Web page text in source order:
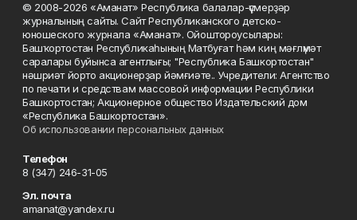
© 2008-2026 «Аманат» Республика балалар-үҫмерҙәр
журналының сайты. Сайт Республиканского детско-
юношеского журнала «Аманат». Ойоштороусылары:
Башҡортостан Республикаһының Матбуғат һәм киң мәғлүмәт
саралары буйынса агентлығы; "Республика Башкортостан"
нәшриәт йорто акционерҙар йәмғиәте.. Учредители: Агентство
по печати и средствам массовой информации Республики
Башкортостан; Акционерное общество Издательский дом
«Республика Башкортостан».
Об использовании персональных данных
Телефон
8 (347) 246-31-05
Эл. почта
amanat@yandex.ru